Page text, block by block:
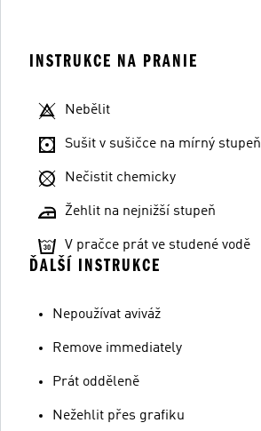
INSTRUKCE NA PRANIE
Nebělit
Sušit v sušičce na mírný stupeň
Nečistit chemicky
Žehlit na nejnižší stupeň
V pračce prát ve studené vodě
ĎALŠÍ INSTRUKCE
Nepoužívat aviváž
Remove immediately
Prát odděleně
Nežehlit přes grafiku